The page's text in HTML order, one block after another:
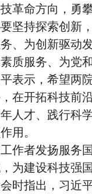
革命方向，勇
坚持探索创新
、为创新驱动
质服务、为党
表示，希望两
在开拓科技前
人才、践行科
用。
作者发扬服务
为建设科技强
时指出，习近